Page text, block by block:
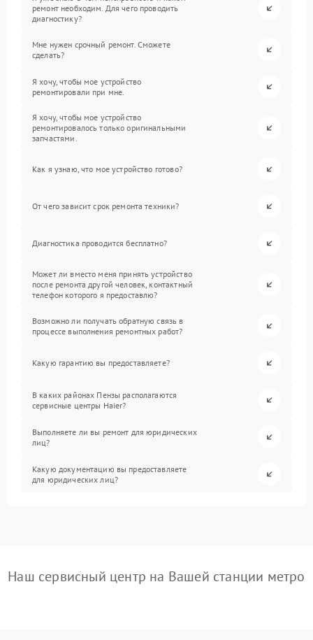
ремонт необходим. Для чего проводить
диагностику?
Мне нужен срочный ремонт. Сможете
сделать?
Я хочу, чтобы мое устройство
ремонтировали при мне.
Я хочу, чтобы мое устройство
ремонтировалось только оригинальными
запчастями.
Как я узнаю, что мое устройство готово?
От чего зависит срок ремонта техники?
Диагностика проводится бесплатно?
Может ли вместо меня принять устройство
после ремонта другой человек, контактный
телефон которого я предоставлю?
Возможно ли получать обратную связь в
процессе выполнения ремонтных работ?
Какую гарантию вы предоставляете?
В каких районах Пензы располагаются
сервисные центры Haier?
Выполняете ли вы ремонт для юридических
лиц?
Какую документацию вы предоставляете
для юридических лиц?
Наш сервисный центр на Вашей станции метро